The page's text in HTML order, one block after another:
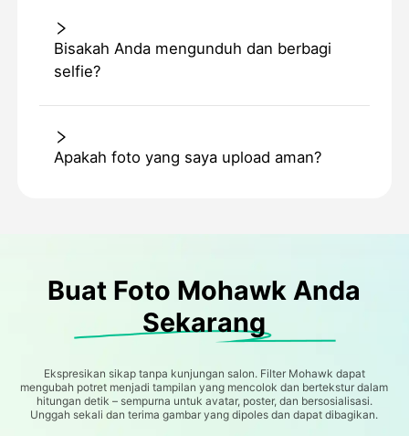
Bisakah Anda mengunduh dan berbagi
selfie?
Apakah foto yang saya upload aman?
Buat Foto Mohawk Anda
Sekarang
Ekspresikan sikap tanpa kunjungan salon. Filter Mohawk dapat
mengubah potret menjadi tampilan yang mencolok dan bertekstur dalam
hitungan detik – sempurna untuk avatar, poster, dan bersosialisasi.
Unggah sekali dan terima gambar yang dipoles dan dapat dibagikan.